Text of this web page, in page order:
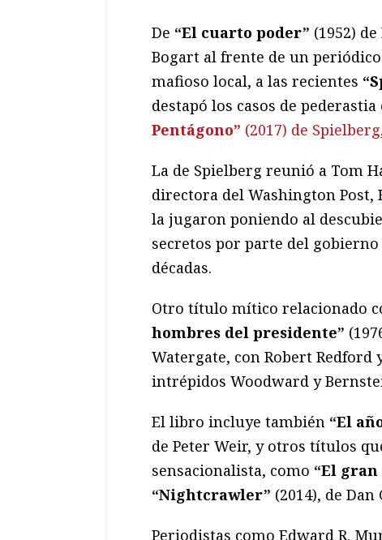
De “El cuarto poder” (1952)
Bogart al frente de un
mafioso local, a las recientes
destapó los casos de pederastia
Pentágono” (2017) de Spielberg
La de Spielberg reunió a Tom
directora del Washington Post,
la jugaron poniendo al
secretos por parte del
décadas.
Otro título mítico relacionado
hombres del presidente”
Watergate, con Robert
intrépidos Woodward y
El libro incluye también “El
de Peter Weir, y otros títulos
sensacionalista, como “El
“Nightcrawler” (2014), de Dan
Periodistas como Edward R.